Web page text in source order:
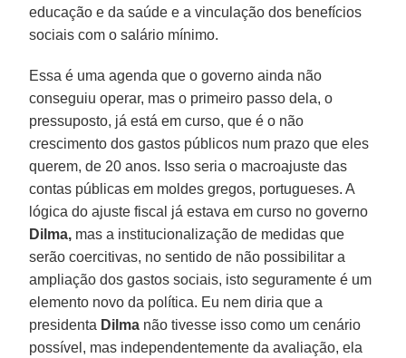
educação e da saúde e a vinculação dos benefícios
sociais com o salário mínimo.
Essa é uma agenda que o governo ainda não
conseguiu operar, mas o primeiro passo dela, o
pressuposto, já está em curso, que é o não
crescimento dos gastos públicos num prazo que eles
querem, de 20 anos. Isso seria o macroajuste das
contas públicas em moldes gregos, portugueses. A
lógica do ajuste fiscal já estava em curso no governo
Dilma, mas a institucionalização de medidas que
serão coercitivas, no sentido de não possibilitar a
ampliação dos gastos sociais, isto seguramente é um
elemento novo da política. Eu nem diria que a
presidenta Dilma não tivesse isso como um cenário
possível, mas independentemente da avaliação, ela